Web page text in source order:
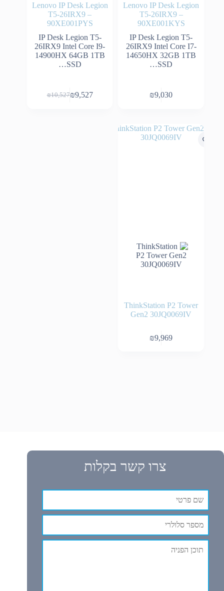
Lenovo IP Desk Legion
T5-26IRX9 –
90XE001KYS
IP Desk Legion T5-
26IRX9 Intel Core I7-
14650HX 32GB 1TB
SSD…
₪9,030
Lenovo IP Desk Legion
T5-26IRX9 –
90XE001PYS
IP Desk Legion T5-
26IRX9 Intel Core I9-
14900HX 64GB 1TB
SSD…
₪10,527
המחיר₪9,527 המחיר
ThinkStation P2 Tower
Gen2 30JQ0069IV
₪9,969
צרו קשר בקלות